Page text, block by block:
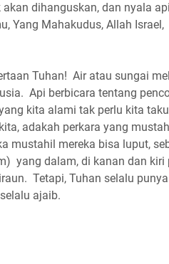
dihanguskan, dan nyala
Yang Mahakudus, Allah Israel,
Tuhan! Air atau sungai
Api berbicara tentang
kita alami tak perlu kita
adakah perkara yang
mustahil mereka bisa luput,
yang dalam, di kanan dan kiri
Tetapi, Tuhan selalu
ajaib.